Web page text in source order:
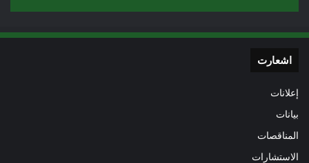
اشعارت
إعلانات
بيانات
المناقصات
الاستشارات